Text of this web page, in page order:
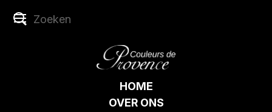
HOME
OVER ONS